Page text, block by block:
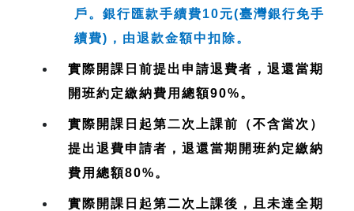
戶。銀行匯款手續費10元(臺灣銀行免手
續費)，由退款金額中扣除。
實際開課日前提出申請退費者，退還當期
開班約定繳納費用總額90%。
實際開課日起第二次上課前（不含當次）
提出退費申請者，退還當期開班約定繳納
費用總額80%。
實際開課日起第二次上課後，且未達全期